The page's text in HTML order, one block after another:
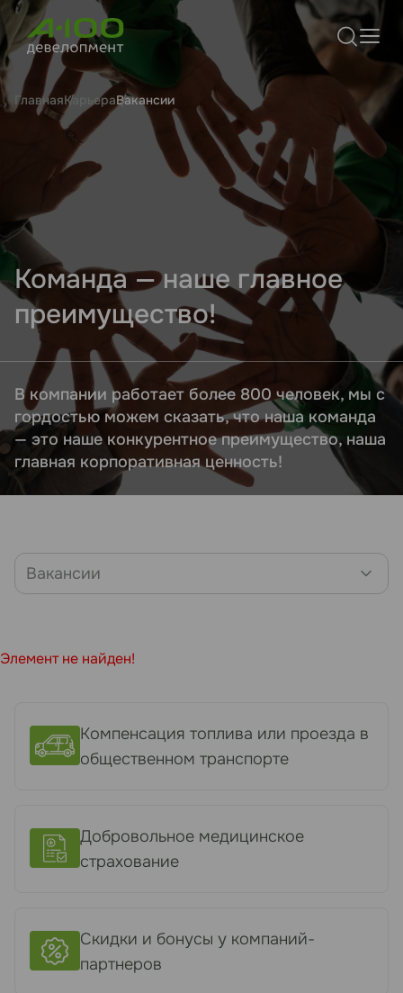
ГлавнаяКарьераВакансии
Команда — наше главное
преимущество!
В компании работает более 800 человек, мы с
гордостью можем сказать, что наша команда
— это наше конкурентное преимущество, наша
главная корпоративная ценность!
Вакансии
Элемент не найден!
Компенсация топлива или проезда в
общественном транспорте
Добровольное медицинское
страхование
Скидки и бонусы у компаний-
партнеров